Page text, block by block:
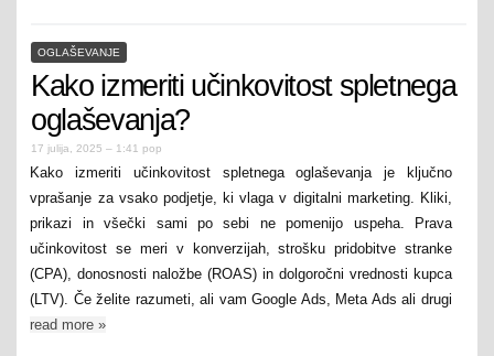
OGLAŠEVANJE
Kako izmeriti učinkovitost spletnega
oglaševanja?
17 julija, 2025 – 1:41 pop
Kako izmeriti učinkovitost spletnega oglaševanja je ključno
vprašanje za vsako podjetje, ki vlaga v digitalni marketing. Kliki,
prikazi in všečki sami po sebi ne pomenijo uspeha. Prava
učinkovitost se meri v konverzijah, strošku pridobitve stranke
(CPA), donosnosti naložbe (ROAS) in dolgoročni vrednosti kupca
(LTV). Če želite razumeti, ali vam Google Ads, Meta Ads ali drugi
read more»